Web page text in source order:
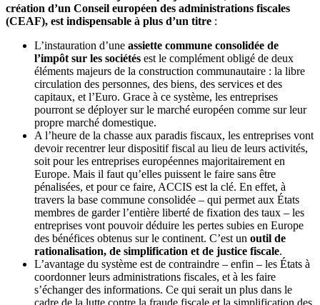
création d’un Conseil européen des administrations fiscales
(CEAF), est indispensable à plus d’un titre :
L’instauration d’une assiette commune consolidée de
l’impôt sur les sociétés est le complément obligé de deux
éléments majeurs de la construction communautaire : la libre
circulation des personnes, des biens, des services et des
capitaux, et l’Euro. Grace à ce système, les entreprises
pourront se déployer sur le marché européen comme sur leur
propre marché domestique.
A l’heure de la chasse aux paradis fiscaux, les entreprises vont
devoir recentrer leur dispositif fiscal au lieu de leurs activités,
soit pour les entreprises européennes majoritairement en
Europe. Mais il faut qu’elles puissent le faire sans être
pénalisées, et pour ce faire, ACCIS est la clé. En effet, à
travers la base commune consolidée – qui permet aux États
membres de garder l’entière liberté de fixation des taux – les
entreprises vont pouvoir déduire les pertes subies en Europe
des bénéfices obtenus sur le continent. C’est un outil de
rationalisation, de simplification et de justice fiscale.
L’avantage du système est de contraindre – enfin – les États à
coordonner leurs administrations fiscales, et à les faire
s’échanger des informations. Ce qui serait un plus dans le